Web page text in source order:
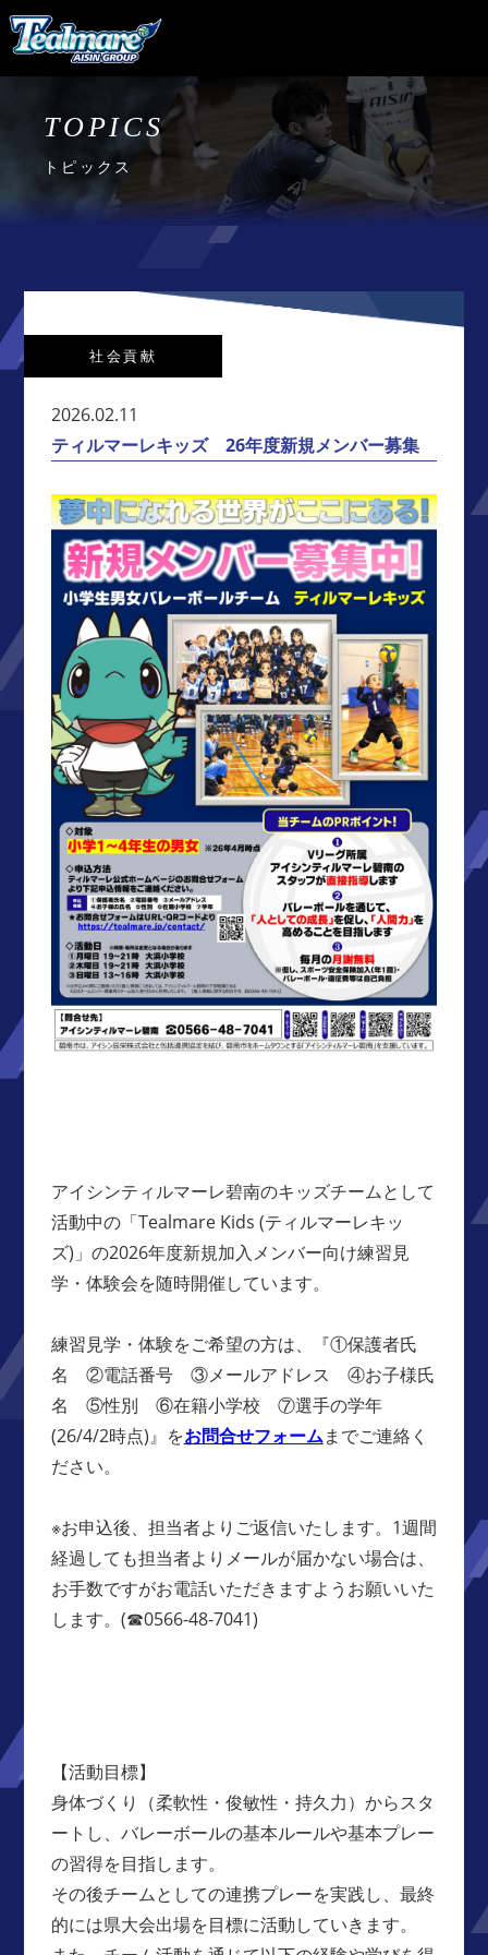
TOPICS
トピックス
社会貢献
2026.02.11
ティルマーレキッズ 26年度新規メンバー募集
アイシンティルマーレ碧南のキッズチームとして
活動中の「Tealmare Kids (ティルマーレキッ
ズ)」の2026年度新規加入メンバー向け練習見
学・体験会を随時開催しています。
練習見学・体験をご希望の方は、『①保護者氏
名 ②電話番号 ③メールアドレス ④お子様氏
名 ⑤性別 ⑥在籍小学校 ⑦選手の学年
(26/4/2時点)』をお問合せフォームまでご連絡く
ださい。
※お申込後、担当者よりご返信いたします。1週間
経過しても担当者よりメールが届かない場合は、
お手数ですがお電話いただきますようお願いいた
します。(☎0566-48-7041)
【活動目標】
身体づくり（柔軟性・俊敏性・持久力）からスタ
ートし、バレーボールの基本ルールや基本プレー
の習得を目指します。
その後チームとしての連携プレーを実践し、最終
的には県大会出場を目標に活動していきます。